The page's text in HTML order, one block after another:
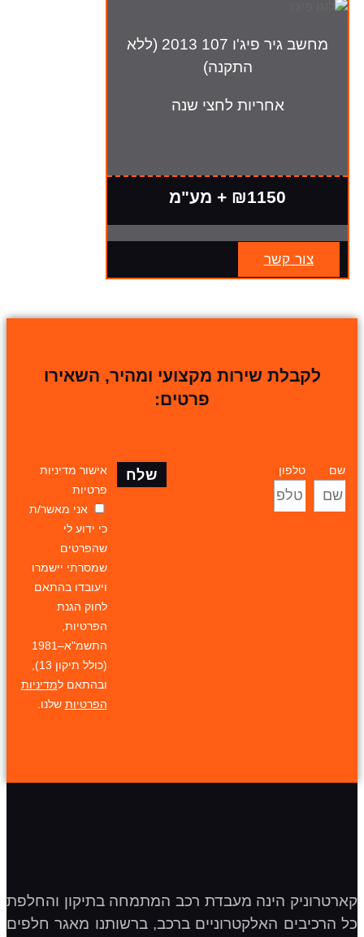
מחשב גיר פיג'ו 107 2013 (ללא
התקנה)
אחריות לחצי שנה
₪1150 + מע"מ
צור קשר
לקבלת שירות מקצועי ומהיר, השאירו
פרטים:
שם טלפון
אישור מדיניות
פרטיות
אני מאשר/ת
כי ידוע לי
שהפרטים
שמסרתי יישמרו
ויעובדו בהתאם
לחוק הגנת
הפרטיות,
התשמ"א–1981
(כולל תיקון 13),
ובהתאם למדיניות
הפרטיות שלנו.
שלח
קארטרוניק הינה מעבדת רכב המתמחה בתיקון והחלפת
כל הרכיבים האלקטרוניים ברכב, ברשותנו מאגר חלפים